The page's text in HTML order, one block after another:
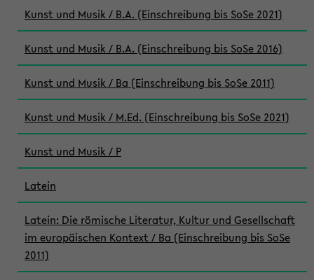
Kunst und Musik / B.A. (Einschreibung bis SoSe 2021)
Kunst und Musik / B.A. (Einschreibung bis SoSe 2016)
Kunst und Musik / Ba (Einschreibung bis SoSe 2011)
Kunst und Musik / M.Ed. (Einschreibung bis SoSe 2021)
Kunst und Musik / P
Latein
Latein: Die römische Literatur, Kultur und Gesellschaft
im europäischen Kontext / Ba (Einschreibung bis SoSe
2011)